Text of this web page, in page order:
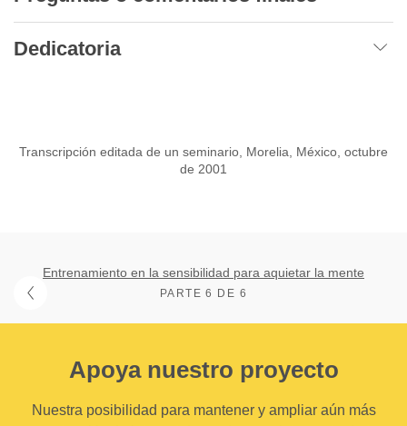
Dedicatoria
Transcripción editada de un seminario, Morelia, México, octubre
de 2001
Entrenamiento en la sensibilidad para aquietar la mente
PARTE 6 DE 6
Apoya nuestro proyecto
Nuestra posibilidad para mantener y ampliar aún más